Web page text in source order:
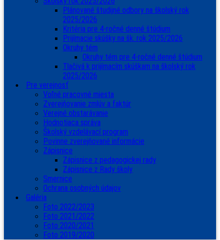
Plánované študijné odbory na školský rok
2025/2026
Kritéria pre 4-ročné denné štúdium
Prijímacie skúšky na šk. rok 2025/2026
Okruhy tém
Okruhy tém pre 4-ročné denné štúdium
Tlačivá k prijímacím skúškam na školský rok
2025/2026
Pre verejnosť
Voľné pracovné miesta
Zverejňovanie zmlúv a faktúr
Verejné obstarávanie
Hodnotiaca správa
Školský vzdelávací program
Povinne zverejňované informácie
Zápisnice
Zápisnice z pedagogickej rady
Zápisnice z Rady školy
Smernice
Ochrana osobných údajov
Galéria
Foto 2022/2023
Foto 2021/2022
Foto 2020/2021
Foto 2019/2020